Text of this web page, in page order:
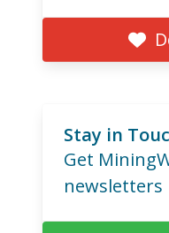
Stay in
Get
newsletters